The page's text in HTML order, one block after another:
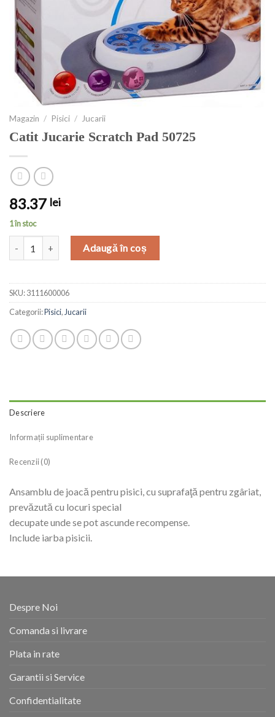
Magazin / Pisici / Jucarii
Catit Jucarie Scratch Pad 50725
83.37 lei
1 în stoc
Cantitate Catit Jucarie Scratch Pad 50725
Adaugă în coș
SKU:3111600006
Categorii:Pisici,Jucarii
Descriere
Informații suplimentare
Recenzii (0)
Ansamblu de joacă pentru pisici, cu suprafaţă pentru zgâriat,
prevăzută cu locuri special
decupate unde se pot ascunde recompense.
Include iarba pisicii.
Despre Noi
Comanda si livrare
Plata in rate
Garantii si Service
Confidentialitate